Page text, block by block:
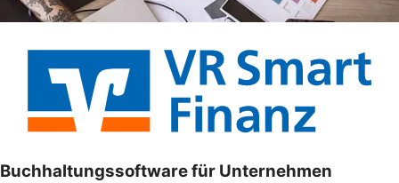
Buchhaltungssoftware für Unternehmen